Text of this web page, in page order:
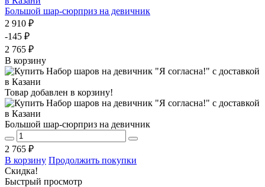
Большой шар-сюрприз на девичник
2 910 ₽
-145 ₽
2 765 ₽
В корзину
Товар добавлен в корзину!
Большой шар-сюрприз на девичник
2 765 ₽
В корзину Продолжить покупки
Скидка!
Быстрый просмотр